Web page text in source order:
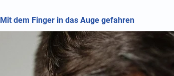
Mit dem Finger in das Auge gefahren